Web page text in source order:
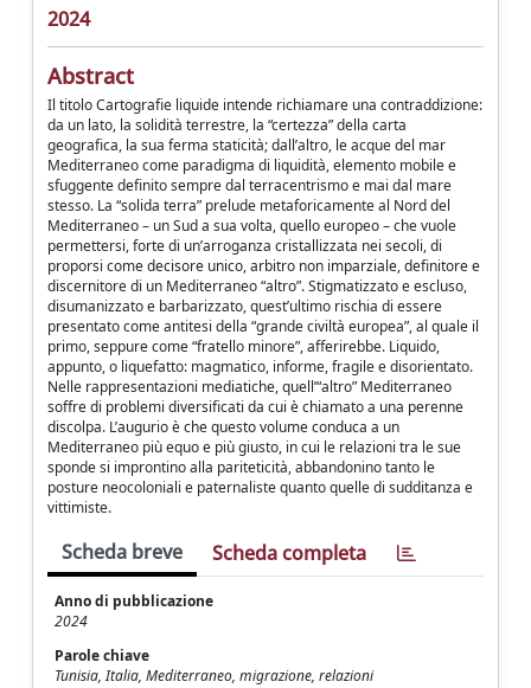
2024
Abstract
Il titolo Cartografie liquide intende richiamare una contraddizione:
da un lato, la solidità terrestre, la “certezza” della carta
geografica, la sua ferma staticità; dall’altro, le acque del mar
Mediterraneo come paradigma di liquidità, elemento mobile e
sfuggente definito sempre dal terracentrismo e mai dal mare
stesso. La “solida terra” prelude metaforicamente al Nord del
Mediterraneo – un Sud a sua volta, quello europeo – che vuole
permettersi, forte di un’arroganza cristallizzata nei secoli, di
proporsi come decisore unico, arbitro non imparziale, definitore e
discernitore di un Mediterraneo “altro”. Stigmatizzato e escluso,
disumanizzato e barbarizzato, quest’ultimo rischia di essere
presentato come antitesi della “grande civiltà europea”, al quale il
primo, seppure come “fratello minore”, afferirebbe. Liquido,
appunto, o liquefatto: magmatico, informe, fragile e disorientato.
Nelle rappresentazioni mediatiche, quell’“altro” Mediterraneo
soffre di problemi diversificati da cui è chiamato a una perenne
discolpa. L’augurio è che questo volume conduca a un
Mediterraneo più equo e più giusto, in cui le relazioni tra le sue
sponde si improntino alla pariteticità, abbandonino tanto le
posture neocoloniali e paternaliste quanto quelle di sudditanza e
vittimiste.
Scheda breve Scheda completa
Anno di pubblicazione
2024
Parole chiave
Tunisia, Italia, Mediterraneo, migrazione, relazioni